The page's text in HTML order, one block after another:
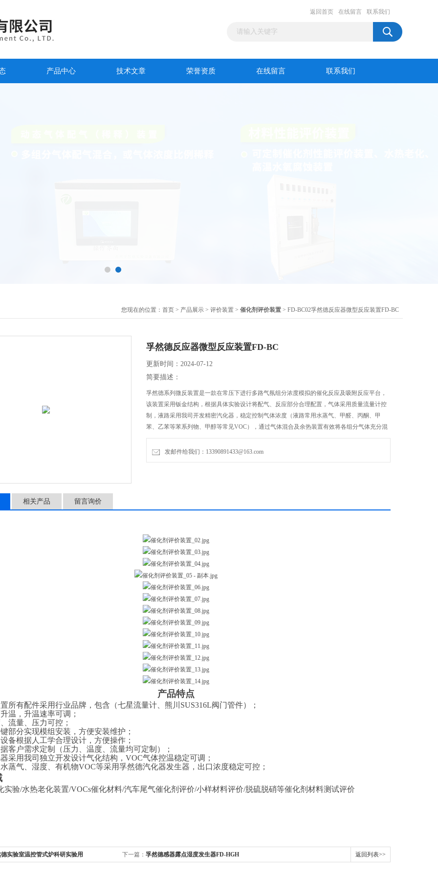
返回首页 在线留言 联系我们
产品中心 技术文章 荣誉资质 在线留言 联系我们
您现在的位置： 首页 > 产品展示 > 评价装置 > 催化剂评价装置 > FD-BC02孚然德反应器微型反应装置FD-BC
孚然德反应器微型反应装置FD-BC
更新时间：2024-07-12
简要描述：
孚然德系列微反装置是一款在常压下进行多路气氛组分浓度模拟的催化反应及吸附反应平台，
该装置采用钣金结构，根据具体实验设计将配气、反应部分合理配置，气体采用质量流量计控
制，液路采用我司开发精密汽化器，稳定控制气体浓度（液路常用水蒸气、甲醛、丙酮、甲
苯、乙苯等苯系列物、甲醇等常见VOC），通过气体混合及余热装置有效将各组分气体充分混
合配比
发邮件给我们：13390891433@163.com
相关产品 留言询价
产品特点
所有配件采用行业品牌，包含（七星流量计、熊川SUS316L阀门管件）；
温，升温速率可调；
流量、压力可控；
部分实现模组安装，方便安装维护；
备根据人工学合理设计，方便操作；
客户需求定制（压力、温度、流量均可定制）；
采用我司独立开发设计气化结构，VOC气体控温稳定可调；
蒸气、湿度、有机物VOC等采用孚然德汽化器发生器，出口浓度稳定可控；
实验/水热老化装置/VOCs催化材料/汽车尾气催化剂评价/小样材料评价/脱硫脱硝等催化剂材料测试评价
实验室温控管式炉科研实验用 下一篇： 孚然德感器露点湿度发生器FD-HGH 返回列表>>